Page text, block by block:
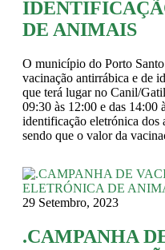
DE ANIMAIS
O município do Porto
vacinação antirrábica e de
que terá lugar no Canil/
09:30 às 12:00 e das 14:00
identificação eletrónica dos
sendo que o valor da
29 Setembro, 2023
.CAMPANHA